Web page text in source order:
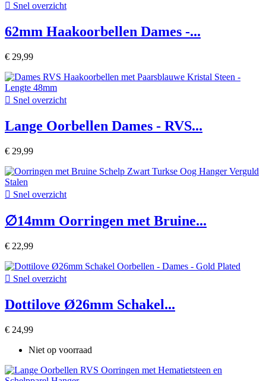
 Snel overzicht
62mm Haakoorbellen Dames -...
€ 29,99
 Snel overzicht
Lange Oorbellen Dames - RVS...
€ 29,99
 Snel overzicht
∅14mm Oorringen met Bruine...
€ 22,99
 Snel overzicht
Dottilove Ø26mm Schakel...
€ 24,99
Niet op voorraad